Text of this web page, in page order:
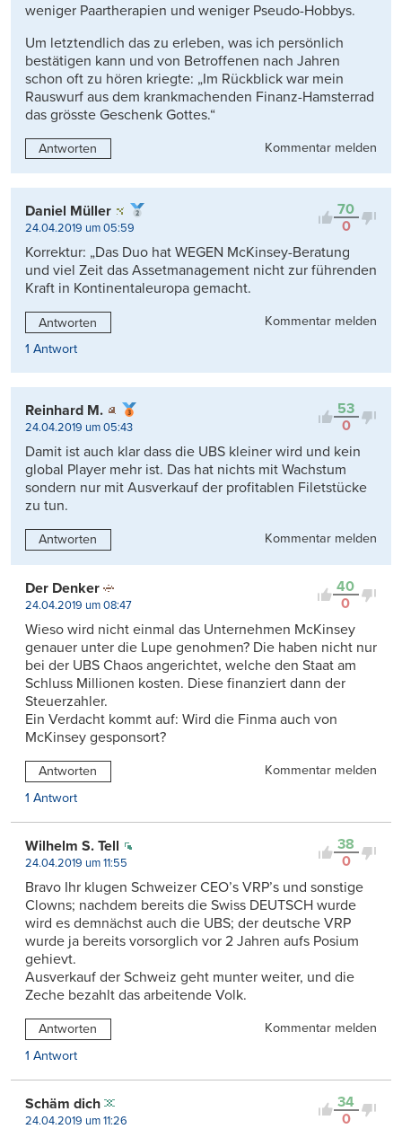
weniger Paartherapien und weniger Pseudo-Hobbys.
Um letztendlich das zu erleben, was ich persönlich
bestätigen kann und von Betroffenen nach Jahren
schon oft zu hören kriegte: „Im Rückblick war mein
Rauswurf aus dem krankmachenden Finanz-Hamsterrad
das grösste Geschenk Gottes.“
Antworten Kommentar melden
70
0
Daniel Müller
24.04.2019 um 05:59
Korrektur: „Das Duo hat WEGEN McKinsey-Beratung
und viel Zeit das Assetmanagement nicht zur führenden
Kraft in Kontinentaleuropa gemacht.
Antworten
Kommentar melden
1 Antwort
53
0
Reinhard M.
24.04.2019 um 05:43
Damit ist auch klar dass die UBS kleiner wird und kein
global Player mehr ist. Das hat nichts mit Wachstum
sondern nur mit Ausverkauf der profitablen Filetstücke
zu tun.
Antworten Kommentar melden
40
0
Der Denker
24.04.2019 um 08:47
Wieso wird nicht einmal das Unternehmen McKinsey
genauer unter die Lupe genohmen? Die haben nicht nur
bei der UBS Chaos angerichtet, welche den Staat am
Schluss Millionen kosten. Diese finanziert dann der
Steuerzahler.
Ein Verdacht kommt auf: Wird die Finma auch von
McKinsey gesponsort?
Antworten
Kommentar melden
1 Antwort
38
0
Wilhelm S. Tell
24.04.2019 um 11:55
Bravo Ihr klugen Schweizer CEO’s VRP’s und sonstige
Clowns; nachdem bereits die Swiss DEUTSCH wurde
wird es demnächst auch die UBS; der deutsche VRP
wurde ja bereits vorsorglich vor 2 Jahren aufs Posium
gehievt.
Ausverkauf der Schweiz geht munter weiter, und die
Zeche bezahlt das arbeitende Volk.
Antworten
Kommentar melden
1 Antwort
34
0
Schäm dich
24.04.2019 um 11:26